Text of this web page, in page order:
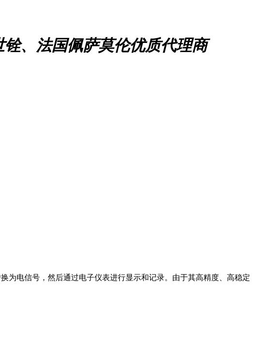
、法国佩萨莫伦优质代理商
为电信号，然后通过电子仪表进行显示和记录。由于其高精度、高稳定